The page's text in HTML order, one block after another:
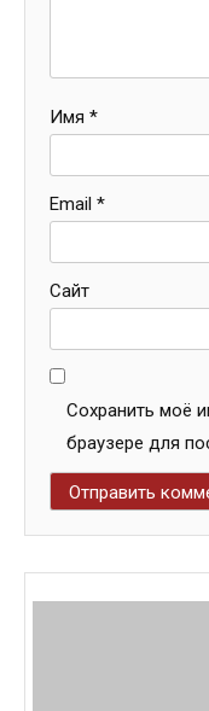
Имя *
Email *
Сайт
Сохранить моё
браузере для